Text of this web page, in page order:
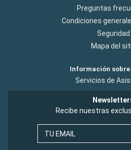
Preguntas
Condiciones
Seguridad
Mapa del
Información
Servicios de
Recibe nuestras
TU EMAIL